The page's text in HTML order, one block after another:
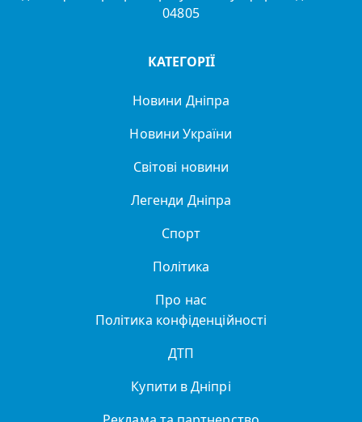
04805
КАТЕГОРІЇ
Новини Дніпра
Новини України
Світові новини
Легенди Дніпра
Спорт
Політика
Про нас
Політика конфіденційності
ДТП
Купити в Дніпрі